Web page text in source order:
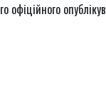
офіційного